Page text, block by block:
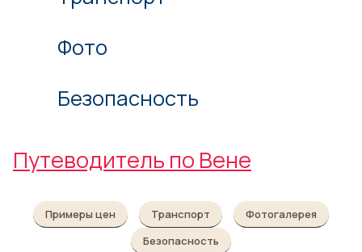
Фото
Безопасность
Путеводитель по Вене
Примеры цен Транспорт
Фотогалерея
Безопасность